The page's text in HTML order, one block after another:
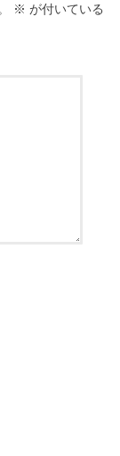
※ が付いている